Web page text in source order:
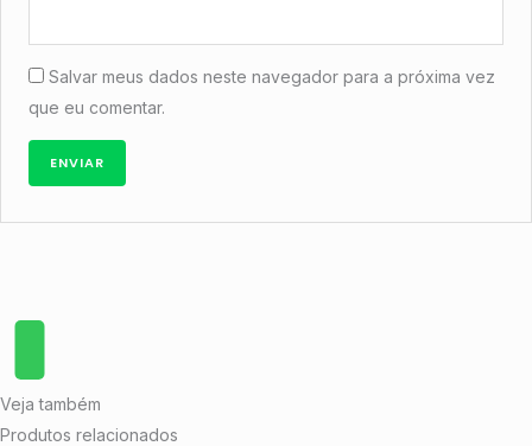
Salvar meus dados neste navegador para a próxima vez
que eu comentar.
Veja também
Produtos relacionados